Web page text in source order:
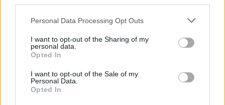
Please note that this website/app uses one or more Google
not limited to your visit or usage behaviour. You may click to
grant or deny consent to Google and its third-party tags to
use your data for below specified purposes in below Google
consent section.
Personal Data Processing Opt Outs
I want to opt-out of the Sharing of my
personal data.
Opted In
I want to opt-out of the Sale of my
Personal Data.
Opted In
«Θα φανεί αν η Κοβέσι έκανε λάθη στον
ΟΠΕΚΕΠΕ. Εύχομαι να έχει κάνει λάθος».
Για τα Τέμπη
«Η δίκη στη Λάρισα διεξάγεται, η φασαρία για